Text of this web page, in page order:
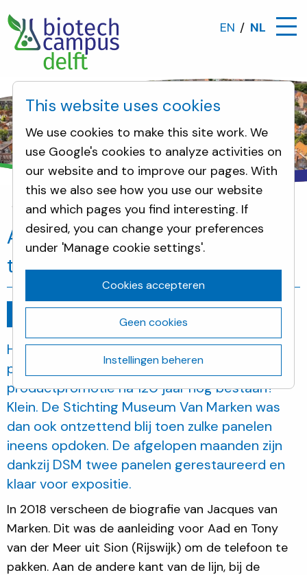
EN NL
Omwonenden Art nouveau panelen, prachtig
Art nouveau panelen, prachtig
tijdsbeeld bewaard gebleven
Hoe groot is de kans dat gedecoreerde
panelen van een paviljoen voor
productpromotie na 120 jaar nog bestaan?
Klein. De Stichting Museum Van Marken was
dan ook ontzettend blij toen zulke panelen
ineens opdoken. De afgelopen maanden zijn
dankzij DSM twee panelen gerestaureerd en
klaar voor expositie.
In 2018 verscheen de biografie van Jacques van
Marken. Dit was de aanleiding voor Aad en Tony
van der Meer uit Sion (Rijswijk) om de telefoon te
pakken. Aan de andere kant van de lijn, bij de
This website uses cookies
We use cookies to make this site work. We
use Google's cookies to analyze activities on
our website and to improve our pages. With
this we also see how you use our website
and which pages you find interesting. If
desired, you can change your preferences
under 'Manage cookie settings'.
Cookies accepteren
Geen cookies
Instellingen beheren